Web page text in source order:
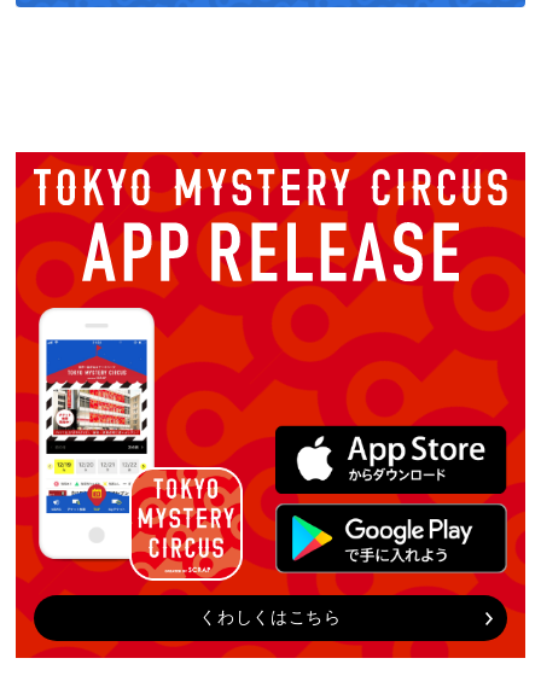
くわしくはこちら